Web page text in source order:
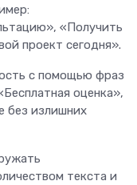
«Получить
проект сегодня».
с помощью фраз
оценка»,
без излишних
текста и